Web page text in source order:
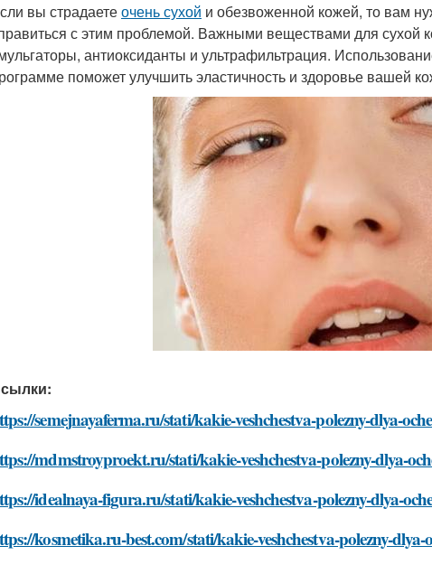
вы страдаетеочень сухой и обезвоженной кожей, то вам
с этим проблемой. Важными веществами для
антиоксиданты и ультрафильтрация.
поможет улучшить эластичность и здоровье вашей
semejnayaferma.ru/stati/kakie-veshchestva-polezny-dlya-
mdmstroyproekt.ru/stati/kakie-veshchestva-polezny-dlya-
idealnaya-figura.ru/stati/kakie-veshchestva-polezny-dlya-
kosmetika.ru-best.com/stati/kakie-veshchestva-polezny-